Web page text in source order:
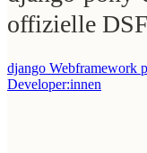
offizielle
django Webframework
Developer:innen